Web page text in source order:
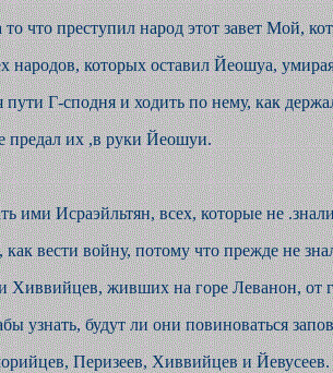
что преступил народ этот завет Мой,
народов, которых оставил Йеошуа,
Г-сподня и ходить по нему, как
предал их ,в руки Йеошуи.
ими Исраэйльтян, всех, которые не
вести войну, потому что прежде не
Хиввийцев, живших на горе Леванон, от
узнать, будут ли они повиноваться
Перизеев, Хиввийцев и Йевусеев.